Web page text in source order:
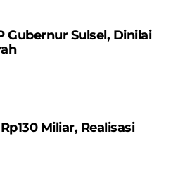
Gubernur Sulsel, Dinilai
​​Miliar, Realisasi